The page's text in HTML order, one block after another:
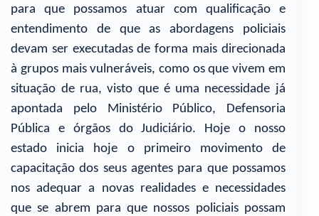
para que possamos atuar com qualificação e
entendimento de que as abordagens policiais
devam ser executadas de forma mais direcionada
à grupos mais vulneráveis, como os que vivem em
situação de rua, visto que é uma necessidade já
apontada pelo Ministério Público, Defensoria
Pública e órgãos do Judiciário. Hoje o nosso
estado inicia hoje o primeiro movimento de
capacitação dos seus agentes para que possamos
nos adequar a novas realidades e necessidades
que se abrem para que nossos policiais possam